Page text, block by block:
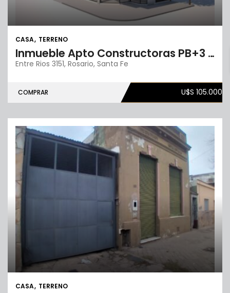
CASA TERRENO
Inmueble Apto Constructoras PB+3 pisos
Entre Rios 3151, Rosario, Santa Fe
COMPRAR U$S 105.000
CASA TERRENO